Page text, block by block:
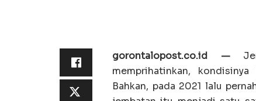
gorontalopost.co.id —
memprihatinkan,
Bahkan, pada 2021 lalu